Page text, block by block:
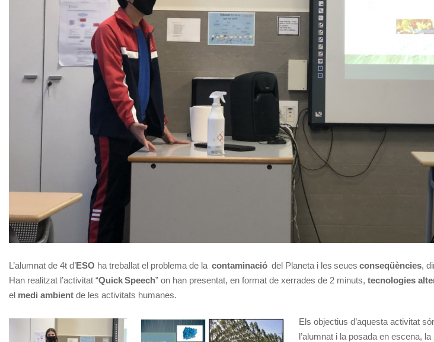
L’alumnat de 4t d’ESO ha treballat el problema de la contaminació del Planeta i les seues conseqüències,
Han realitzat l’activitat “Quick Speech” on han presentat, en format de xerrades de 2 minuts, tecnologies
el medi ambient de les activitats humanes.
Els objectius d’aquesta activitat
l’alumnat i la posada en escena,